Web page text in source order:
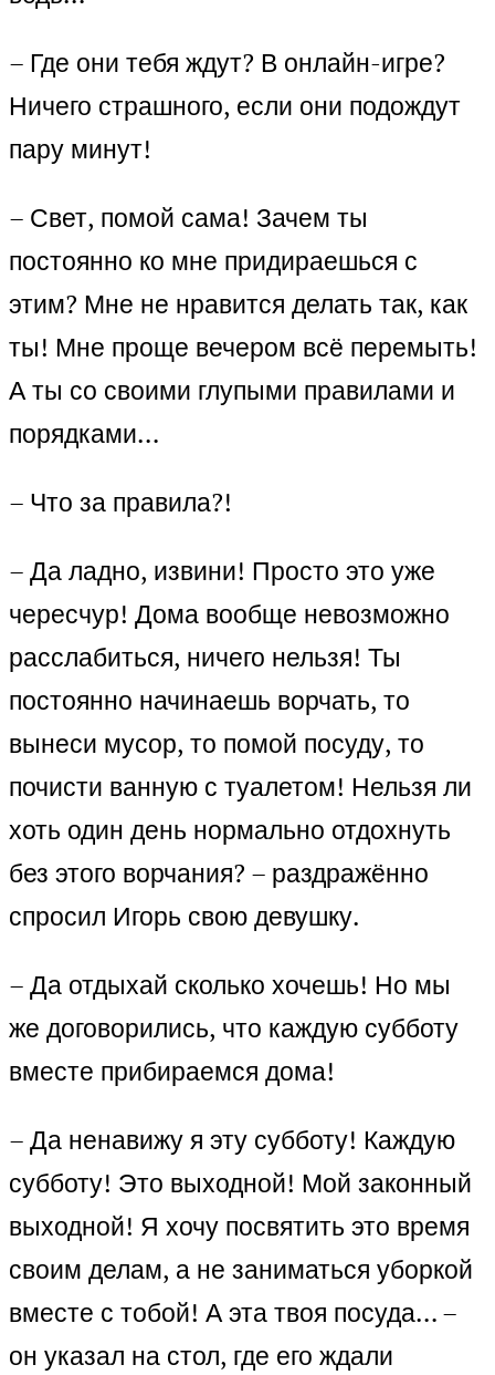
– Где они тебя ждут? В онлайн-игре?
Ничего страшного, если они подождут
пару минут!
– Свет, помой сама! Зачем ты
постоянно ко мне придираешься с
этим? Мне не нравится делать так, как
ты! Мне проще вечером всё перемыть!
А ты со своими глупыми правилами и
порядками…
– Что за правила?!
– Да ладно, извини! Просто это уже
чересчур! Дома вообще невозможно
расслабиться, ничего нельзя! Ты
постоянно начинаешь ворчать, то
вынеси мусор, то помой посуду, то
почисти ванную с туалетом! Нельзя ли
хоть один день нормально отдохнуть
без этого ворчания? – раздражённо
спросил Игорь свою девушку.
– Да отдыхай сколько хочешь! Но мы
же договорились, что каждую субботу
вместе прибираемся дома!
– Да ненавижу я эту субботу! Каждую
субботу! Это выходной! Мой законный
выходной! Я хочу посвятить это время
своим делам, а не заниматься уборкой
вместе с тобой! А эта твоя посуда… –
он указал на стол, где его ждали